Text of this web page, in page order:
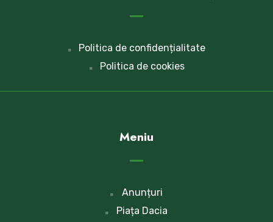
Politica de confidențialitate
Politica de cookies
Meniu
Anunțuri
Piața Dacia